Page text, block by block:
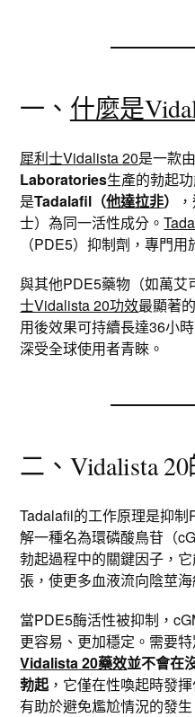
一、 什麼是
犀利士Vidalista 20是一款由
Laboratories生產的勃起
是Tadalafil（他達拉非）
士）為同一活性成分。
（PDE5）抑制劑，專門
與其他PDE5藥物（如萬艾
士Vidalista 20功效最顯著
用後效果可持續長達36小
深受全球使用者青睞。
二、Vidalista
Tadalafil的工作原理是抑
解一種名為環磷酸鳥苷（
勃起過程中的關鍵因子，
張，使更多血液流向陰莖
當PDE5酶活性被抑制，
更容易、更加穩定。需要特
Vidalista 20藥效並不會在
勃起，它僅在性喚起時發
有助於避免尷尬情況的發生